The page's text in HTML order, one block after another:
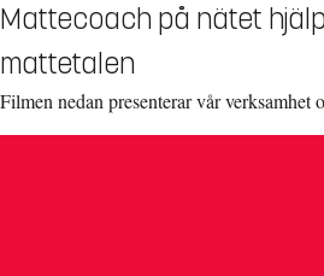
Mattecoach på nätet
mattetalen
Filmen nedan presenterar vår verksamhet